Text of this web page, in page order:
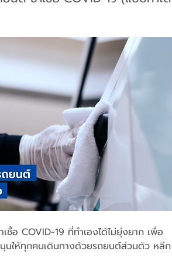
ชื้อ COVID-19 ที่ทำเองได้ไม่ยุ่งยาก เพื่อ
นให้ทุกคนเดินทางด้วยรถยนต์ส่วนตัว หลีก